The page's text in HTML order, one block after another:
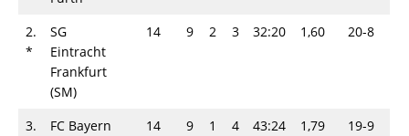
2.
*
SG
Eintracht
Frankfurt
(SM)
14 9 2 3 32:20 1,60 20-8
3.
FC Bayern
14 9 1 4 43:24 1,79 19-9